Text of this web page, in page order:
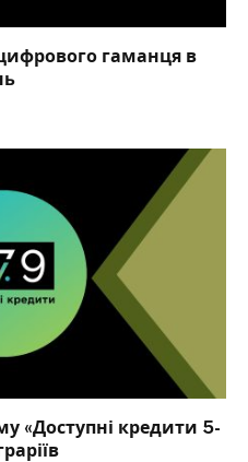
гаманця в
«Доступні кредити 5-